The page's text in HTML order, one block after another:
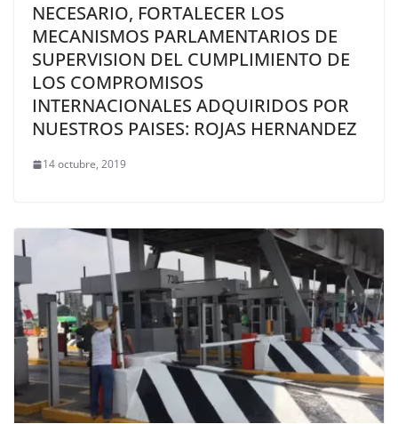
NECESARIO, FORTALECER LOS
MECANISMOS PARLAMENTARIOS DE
SUPERVISION DEL CUMPLIMIENTO DE
LOS COMPROMISOS
INTERNACIONALES ADQUIRIDOS POR
NUESTROS PAISES: ROJAS HERNANDEZ
14 octubre, 2019